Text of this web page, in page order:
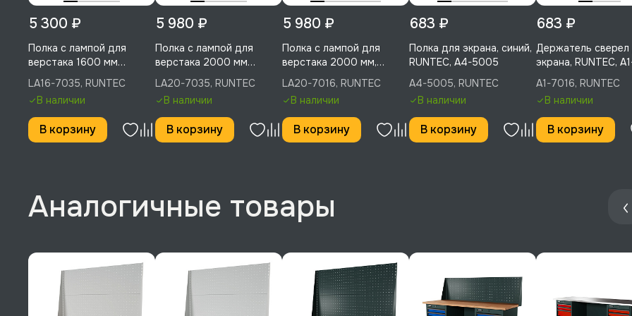
5 300 ₽
Полка с лампой для
верстака 1600 мм
(светло-серый), RUNTEC,
LA16-7035
LA16-7035, RUNTEC
В наличии
В корзину
5 980 ₽
Полка с лампой для
верстака 2000 мм
(светло-серый), RUNTEC,
LA20-7035
LA20-7035, RUNTEC
В наличии
В корзину
5 980 ₽
Полка с лампой для
верстака 2000 мм,
RUNTEC, LA20-7016
LA20-7016, RUNTEC
В наличии
В корзину
683 ₽
Полка для экрана, синий,
RUNTEC, A4-5005
A4-5005, RUNTEC
В наличии
В корзину
683 ₽
Держатель сверел
экрана, RUNTEC,
A1-7016, RUNTEC
В наличии
В корзину